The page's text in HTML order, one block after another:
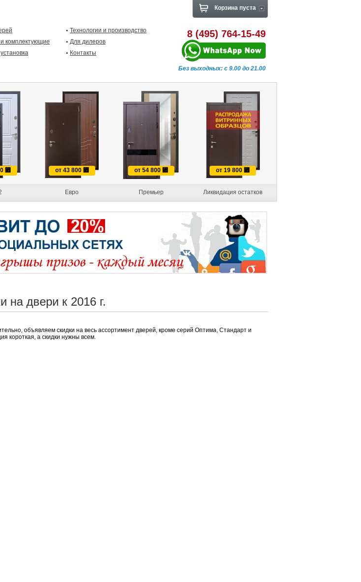
комплектующие
Технологии и производство
Для дилеров
Контакты
Корзина пуста
8 (495) 764-15-49
Без выходных: с 9.00 до 21.00
⃏ от 43 800 ⃏
Евро
от 54 800 ⃏
Премьер
от 19 800 ⃏
Ликвидация остатков
на двери к 2016 г.
объявляем скидки на весь ассортимент дверей, кроме серий Оптима, Стандарт и
короткая, а скидки нужны всем.